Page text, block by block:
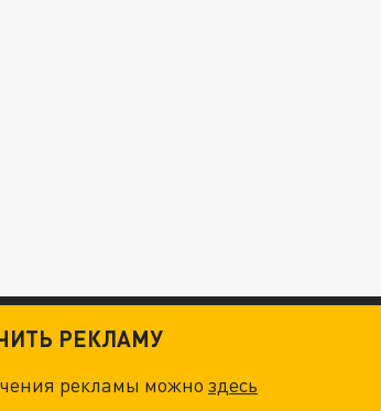
РЕКЛАМУ
рекламы можноздесь